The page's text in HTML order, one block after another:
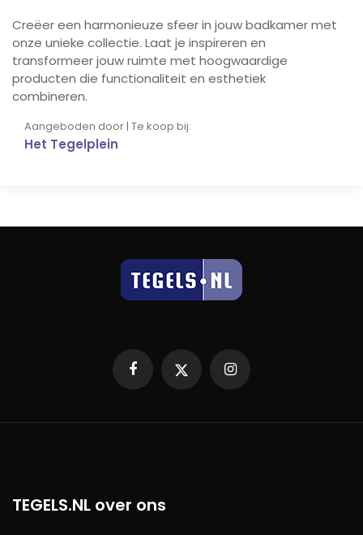
Creëer een harmonieuze sfeer in jouw badkamer met
onze unieke collectie. Laat je inspireren en
transformeer jouw ruimte met hoogwaardige
producten die functionaliteit en esthetiek
combineren.
Aangeboden door | Te koop bij:
Het Tegelplein
Facebook Instagram
TEGELS.NL over ons